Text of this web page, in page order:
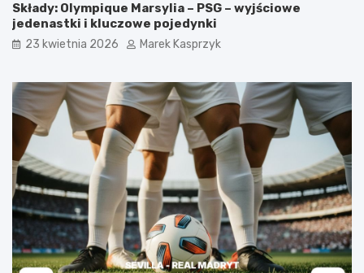
Składy: Olympique Marsylia – PSG – wyjściowe
jedenastki i kluczowe pojedynki
23 kwietnia 2026 Marek Kasprzyk